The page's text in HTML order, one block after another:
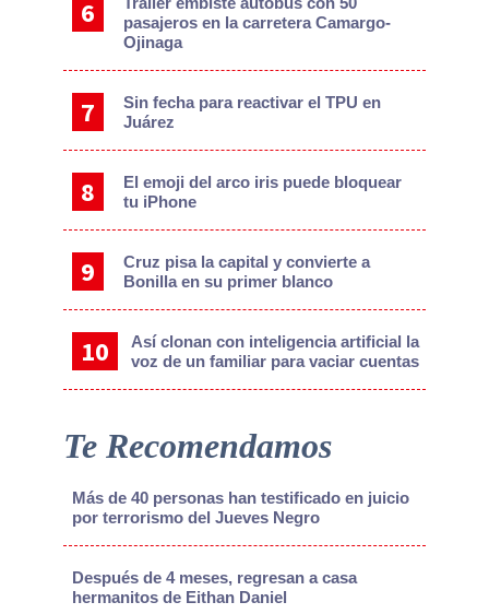
pasajeros en la carretera Camargo-
Ojinaga
Sin fecha para reactivar el TPU en
Juárez
El emoji del arco iris puede bloquear
tu iPhone
Cruz pisa la capital y convierte a
Bonilla en su primer blanco
Así clonan con inteligencia artificial la
voz de un familiar para vaciar cuentas
Te Recomendamos
Más de 40 personas han testificado en juicio
por terrorismo del Jueves Negro
Después de 4 meses, regresan a casa
hermanitos de Eithan Daniel